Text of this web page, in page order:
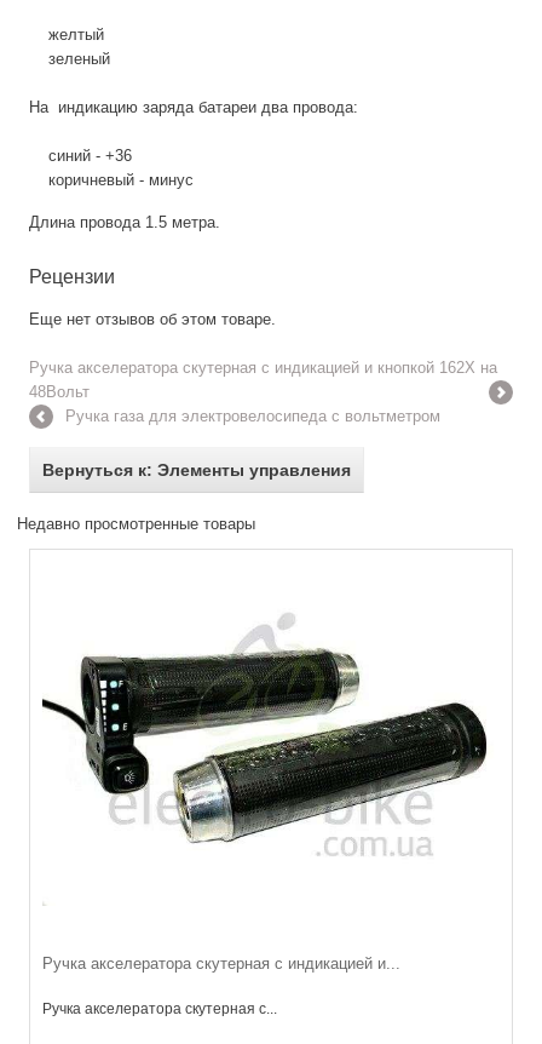
желтый
зеленый
На индикацию заряда батареи два провода:
синий - +36
коричневый - минус
Длина провода 1.5 метра.
Рецензии
Еще нет отзывов об этом товаре.
Ручка акселератора скутерная с индикацией и кнопкой 162X на
48Вольт
Ручка газа для электровелосипеда с вольтметром
Вернуться к: Элементы управления
Недавно просмотренные товары
Ручка акселератора скутерная с индикацией и...
Ручка акселератора скутерная с...